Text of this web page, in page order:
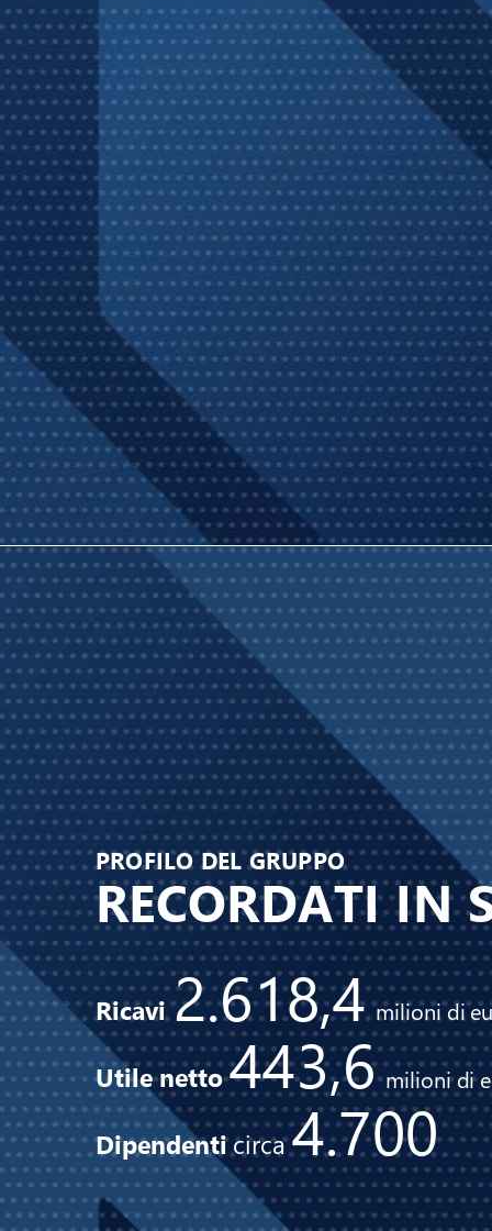
PROFILO DEL GRUPPO
RECORDATI IN
Ricavi 2.618,4 milioni di
Utile netto 443,6 milioni di
Dipendenti circa 4.700